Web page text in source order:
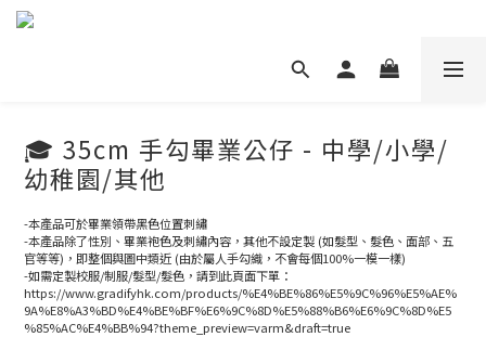
🎓 35cm 手勾畢業公仔 - 中學/小學/
幼稚園/其他
-本產品可於畢業領帶黑色位置刺繡
-本產品除了性別、畢業袍色及刺繡內容，其他不設定製 (如髮型、髮色、面部、五
官等等)，即整個與圖中類近 (由於屬人手勾織，不會每個100%一模一樣)
-如需定製校服/制服/髮型/髮色，請到此頁面下單：
https://www.gradifyhk.com/products/%E4%BE%86%E5%9C%96%E5%AE%
9A%E8%A3%BD%E4%BE%BF%E6%9C%8D%E5%88%B6%E6%9C%8D%E5
%85%AC%E4%BB%94?theme_preview=varm&draft=true